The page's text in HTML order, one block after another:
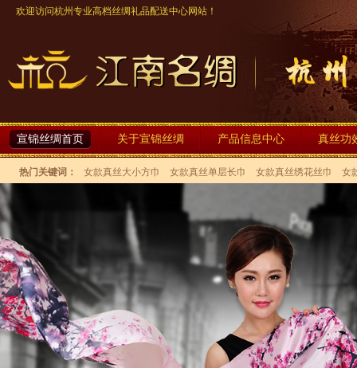
欢迎访问杭州专业高档丝绸礼品配送中心网站！
宣锦丝绸首页 关于宣锦丝绸 产品信息中心 真丝功
热门关键词： 女款真丝大小方巾 女款真丝单层长巾 女款真丝绣花丝巾 女